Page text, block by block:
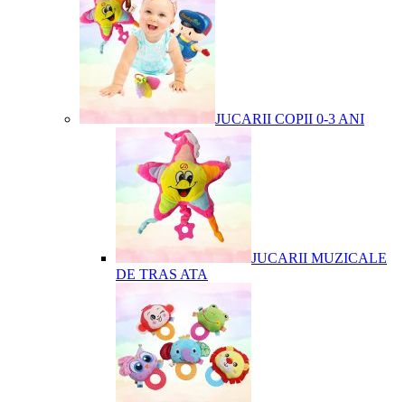
JUCARII COPII 0-3 ANI
JUCARII MUZICALE
DE TRAS ATA